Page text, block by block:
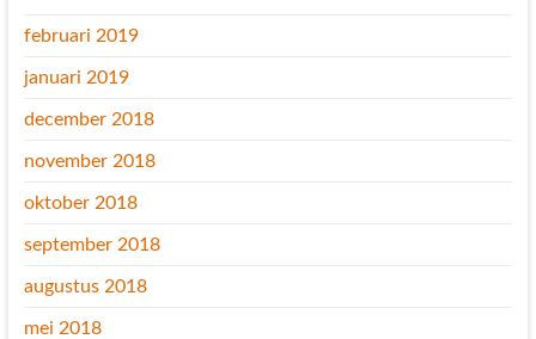
februari 2019
januari 2019
december 2018
november 2018
oktober 2018
september 2018
augustus 2018
mei 2018